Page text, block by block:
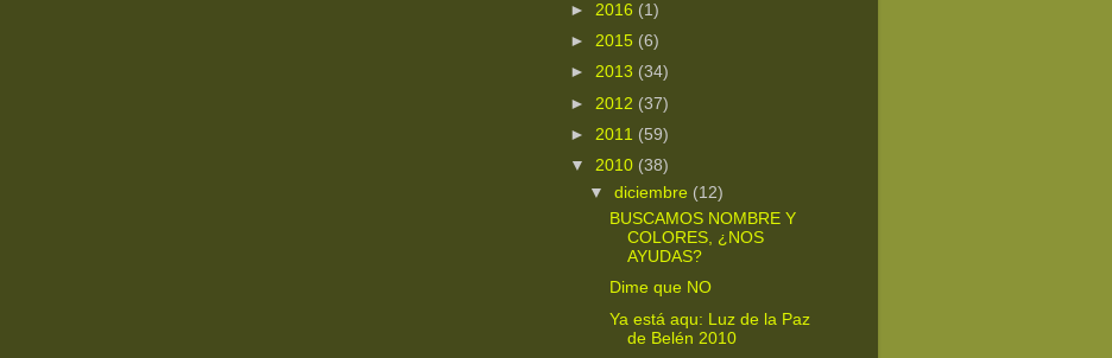
► 2016 (1)
► 2015 (6)
► 2013 (34)
► 2012 (37)
► 2011 (59)
▼ 2010 (38)
▼diciembre (12)
BUSCAMOS NOMBRE Y
COLORES, ¿NOS
AYUDAS?
Dime que NO
Ya está aqu: Luz de la Paz
de Belén 2010